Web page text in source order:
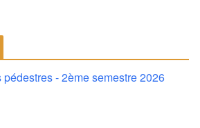
- 2ème semestre 2026